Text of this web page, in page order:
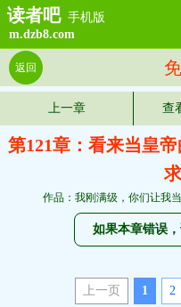
读者吧 手机版
m.dzb8.com
返回
上一章 查
第121章：看来当皇
作品：我刚满级，你们让我
如果本章错误
上一页 1 2